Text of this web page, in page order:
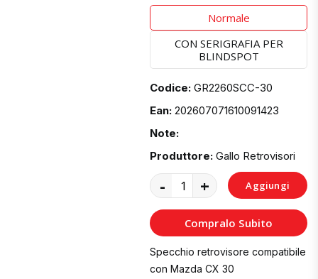
Normale
CON SERIGRAFIA PER
BLINDSPOT
Codice: GR2260SCC-30
Ean: 202607071610091423
Note:
Produttore: Gallo Retrovisori
- + Aggiungi
al
Carrello
Compralo Subito
Specchio retrovisore compatibile
con Mazda CX 30